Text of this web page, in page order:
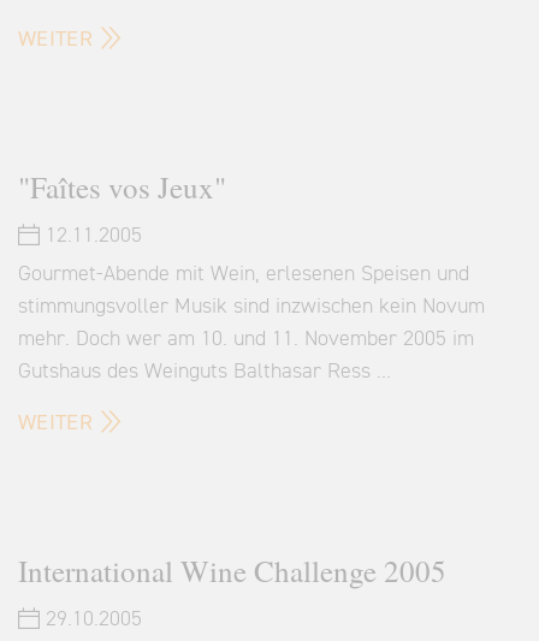
WEITER
"Faîtes vos Jeux"
12.11.2005
Gourmet-Abende mit Wein, erlesenen Speisen und
stimmungsvoller Musik sind inzwischen kein Novum
mehr. Doch wer am 10. und 11. November 2005 im
Gutshaus des Weinguts Balthasar Ress …
WEITER
International Wine Challenge 2005
29.10.2005